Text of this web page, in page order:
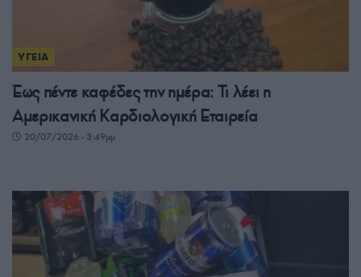
ΥΓΕΙΑ
Έως πέντε καφέδες την ημέρα: Τι λέει η
Αμερικανική Καρδιολογική Εταιρεία
20/07/2026 - 3:49μμ